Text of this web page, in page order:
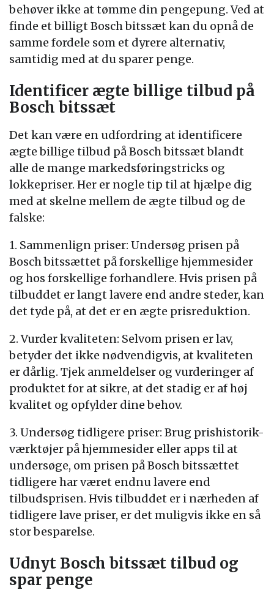
behøver ikke at tømme din pengepung. Ved at
finde et billigt Bosch bitssæt kan du opnå de
samme fordele som et dyrere alternativ,
samtidig med at du sparer penge.
Identificer ægte billige tilbud på
Bosch bitssæt
Det kan være en udfordring at identificere
ægte billige tilbud på Bosch bitssæt blandt
alle de mange markedsføringstricks og
lokkepriser. Her er nogle tip til at hjælpe dig
med at skelne mellem de ægte tilbud og de
falske:
1. Sammenlign priser: Undersøg prisen på
Bosch bitssættet på forskellige hjemmesider
og hos forskellige forhandlere. Hvis prisen på
tilbuddet er langt lavere end andre steder, kan
det tyde på, at det er en ægte prisreduktion.
2. Vurder kvaliteten: Selvom prisen er lav,
betyder det ikke nødvendigvis, at kvaliteten
er dårlig. Tjek anmeldelser og vurderinger af
produktet for at sikre, at det stadig er af høj
kvalitet og opfylder dine behov.
3. Undersøg tidligere priser: Brug prishistorik-
værktøjer på hjemmesider eller apps til at
undersøge, om prisen på Bosch bitssættet
tidligere har været endnu lavere end
tilbudsprisen. Hvis tilbuddet er i nærheden af
tidligere lave priser, er det muligvis ikke en så
stor besparelse.
Udnyt Bosch bitssæt tilbud og
spar penge